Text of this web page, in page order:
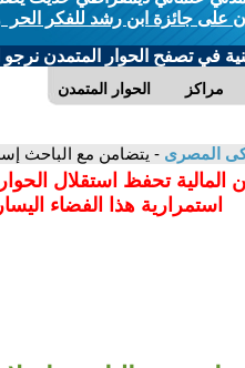
على جائزة ابن رشد للفكر الحر
في تصفح الحوار المتمدن نرجو
الحوار المتمدن مراكز
المصرى - يتضامن مع الباحث
المالية تحفظ استقلال
استمرارية هذا الفضاء